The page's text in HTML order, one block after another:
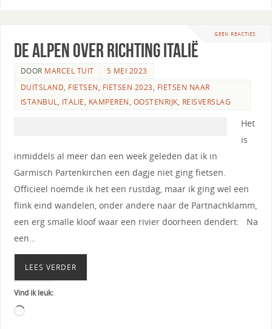
GEEN REACTIES
De Alpen over richting Italië
DOOR MARCEL TUIT
5 MEI 2023
DUITSLAND, FIETSEN, FIETSEN 2023, FIETSEN NAAR
ISTANBUL, ITALIE, KAMPEREN, OOSTENRIJK, REISVERSLAG
Het
is
inmiddels al meer dan een week geleden dat ik in
Garmisch Partenkirchen een dagje niet ging fietsen.
Officieel noemde ik het een rustdag, maar ik ging wel een
flink eind wandelen, onder andere naar de Partnachklamm,
een erg smalle kloof waar een rivier doorheen dendert: Na
een…
LEES VERDER
Vind ik leuk: